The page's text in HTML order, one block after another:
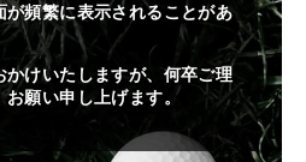
が頻繁に表示されることがあ
かけいたしますが、何卒ご理
願い申し上げます。